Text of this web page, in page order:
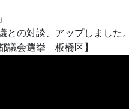
との対談、アップしました
議会選挙 板橋区】